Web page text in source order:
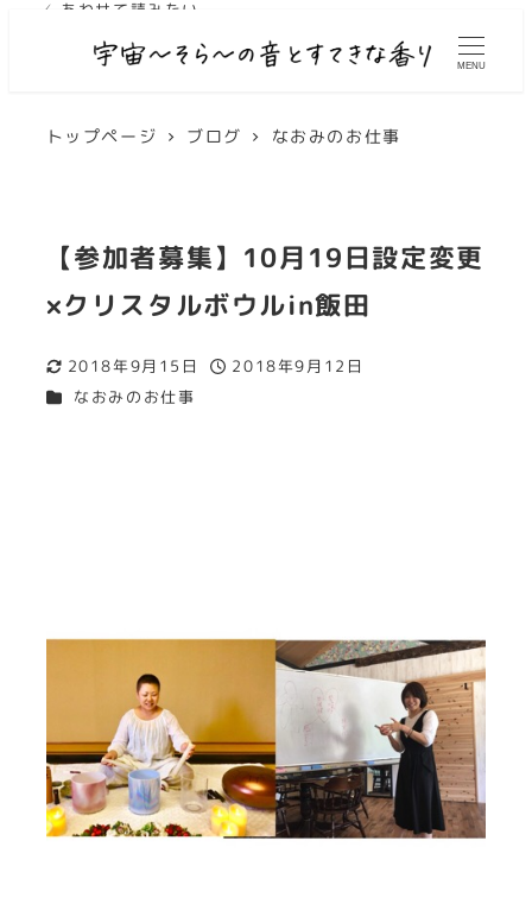
MENU
トップページ ブログ なおみのお仕事
【参加者募集】10月19日設定変更
×クリスタルボウルin飯田
更新日
2018年9月15日
投稿日
2018年9月12日
カテゴリー
なおみのお仕事
✓ あわせて読みたい
✓ あわせて読みたい
✓ あわせて読みたい
✓ あわせて読みたい
✓ あわせて読みたい